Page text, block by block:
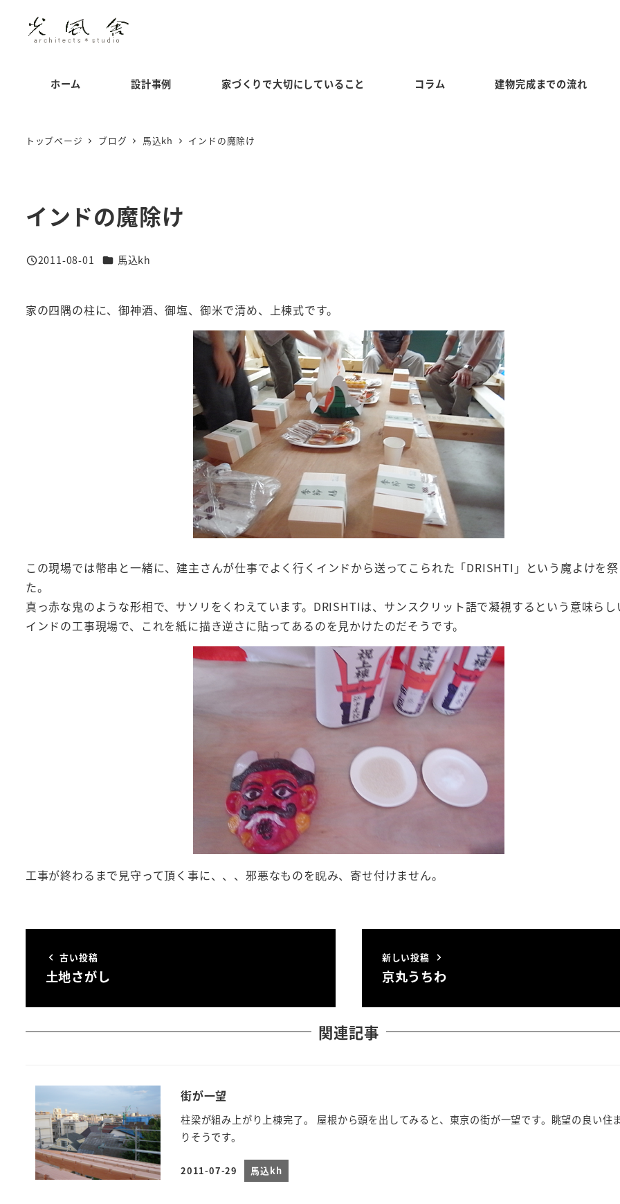
ホーム 設計事例 家づくりで大切にしていること コラム 建物完成までの流れ
トップページ ブログ 馬込kh インドの魔除け
インドの魔除け
投稿日
2011-08-01 カテゴリー
馬込kh
家の四隅の柱に、御神酒、御塩、御米で清め、上棟式です。
この現場では幣串と一緒に、建主さんが仕事でよく行くインドから送ってこられた「DRISHTI」という魔よけを
た。
真っ赤な鬼のような形相で、サソリをくわえています。DRISHTIは、サンスクリット語で凝視するという意味らし
インドの工事現場で、これを紙に描き逆さに貼ってあるのを見かけたのだそうです。
工事が終わるまで見守って頂く事に、、、邪悪なものを睨み、寄せ付けません。
古い投稿
土地さがし
新しい投稿
京丸うちわ
関連記事
街が一望
柱梁が組み上がり上棟完了。 屋根から頭を出してみると、東京の街が一望です。眺望の良い住
りそうです。
投稿日
2011-07-29 馬込kh